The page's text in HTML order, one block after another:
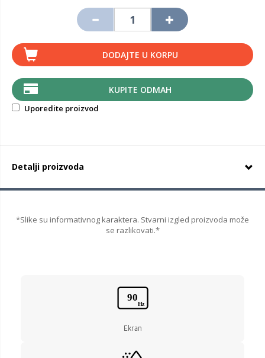
DODAJTE U KORPU
KUPITE ODMAH
Uporedite proizvod
Detalji proizvoda
*Slike su informativnog karaktera. Stvarni izgled proizvoda može
se razlikovati.*
Ekran